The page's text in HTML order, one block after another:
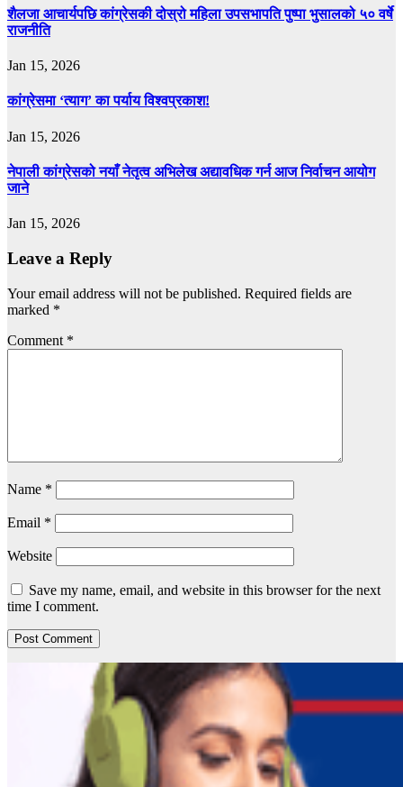
शैलजा आचार्यपछि कांग्रेसकी दोस्रो महिला उपसभापति पुष्पा भुसालको ५० वर्षे
राजनीति
Jan 15, 2026
कांग्रेसमा ‘त्याग’ का पर्याय विश्वप्रकाश!
Jan 15, 2026
नेपाली कांग्रेसको नयाँ नेतृत्व अभिलेख अद्यावधिक गर्न आज निर्वाचन आयोग
जाने
Jan 15, 2026
Leave a Reply
Your email address will not be published. Required fields are
marked *
Comment *
Name *
Email *
Website
Save my name, email, and website in this browser for the next
time I comment.